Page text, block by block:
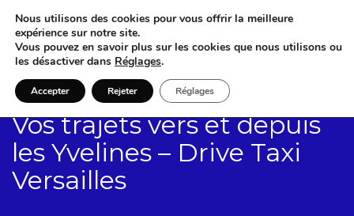
Vos trajets vers et depuis
les Yvelines – Drive Taxi
Versailles
Nous utilisons des cookies pour vous offrir la meilleure
expérience sur notre site.
Vous pouvez en savoir plus sur les cookies que nous utilisons ou
les désactiver dans Réglages.
Accepter Rejeter Réglages